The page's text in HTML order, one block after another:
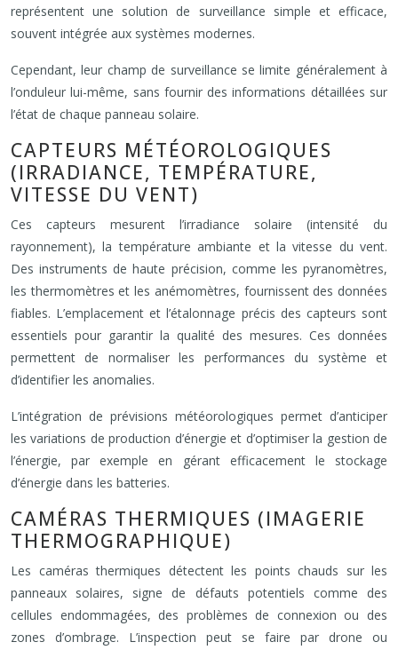
représentent une solution de surveillance simple et efficace,
souvent intégrée aux systèmes modernes.
Cependant, leur champ de surveillance se limite généralement à
l’onduleur lui-même, sans fournir des informations détaillées sur
l’état de chaque panneau solaire.
CAPTEURS MÉTÉOROLOGIQUES
(IRRADIANCE, TEMPÉRATURE,
VITESSE DU VENT)
Ces capteurs mesurent l’irradiance solaire (intensité du
rayonnement), la température ambiante et la vitesse du vent.
Des instruments de haute précision, comme les pyranomètres,
les thermomètres et les anémomètres, fournissent des données
fiables. L’emplacement et l’étalonnage précis des capteurs sont
essentiels pour garantir la qualité des mesures. Ces données
permettent de normaliser les performances du système et
d’identifier les anomalies.
L’intégration de prévisions météorologiques permet d’anticiper
les variations de production d’énergie et d’optimiser la gestion de
l’énergie, par exemple en gérant efficacement le stockage
d’énergie dans les batteries.
CAMÉRAS THERMIQUES (IMAGERIE
THERMOGRAPHIQUE)
Les caméras thermiques détectent les points chauds sur les
panneaux solaires, signe de défauts potentiels comme des
cellules endommagées, des problèmes de connexion ou des
zones d’ombrage. L’inspection peut se faire par drone ou